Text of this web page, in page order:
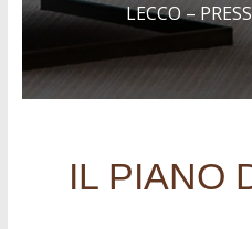
LECCO –
IL PIANO